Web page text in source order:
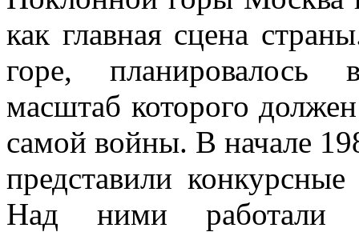
как главная сцена
горе, планировалось
масштаб которого
самой войны. В начале
представили
Над ними работали